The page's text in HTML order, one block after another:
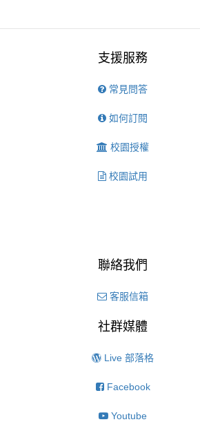
支援服務
常見問答
如何訂閱
校園授權
校園試用
聯絡我們
客服信箱
社群媒體
Live 部落格
Facebook
Youtube